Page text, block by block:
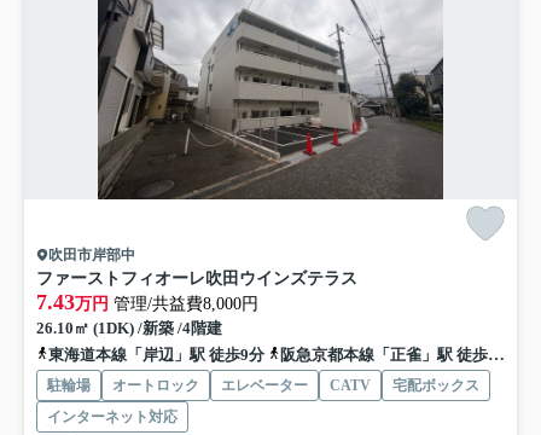
吹田市岸部中
ファーストフィオーレ吹田ウインズテラス
7.43万円 管理/共益費8,000円
26.10㎡ (1DK) /新築 /4階建
東海道本線「岸辺」駅 徒歩9分
阪急京都本線「正雀」駅 徒歩19分
駐輪場 オートロック エレベーター CATV
宅配ボックス
インターネット対応